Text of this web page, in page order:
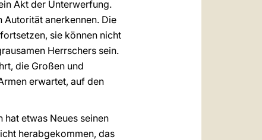
Akt der Unterwerfung.
Autorität anerkennen. Die
sie können nicht
Herrschers sein.
die Großen und
erwartet, auf den
etwas Neues seinen
herabgekommen, das